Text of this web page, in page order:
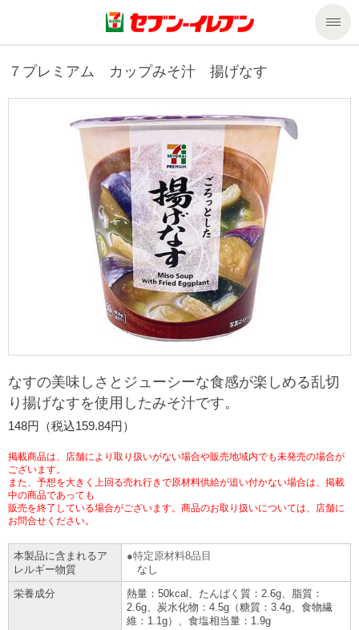
商品のご案内
今週の新商品
商品カテゴリ一覧
セブンプレミアム
食の安全・安心への取組み
ギフト
プリペイドカード・金券
ニンテンドー・ダウンロードカード
セール・キャンペーン
サービストップ
マルチコピー機でできること
マルチコピー機でできることトップ
コピー
プリント
スキャン
ファクス
チケット
宅配便
切手・はがき・印紙
セブン銀行ATM
ご利用可能なお支払い方法
各種料金のお支払い
チケットサービス
セブンチケット
チケットぴあ
イープラス
CNプレイガイド
セブン‐イレブンでお受取り
タワーレコード
セブンネットショッピング
停電時のサービス停止のお知らせ
ニュースリリース
企業理念
会社概要
貸借対照表・損益計算書
沿革
国内店舗数
私たちの取組み
サステナビリティ
サステナビリティトップ
セブン＆アイ・ホールディングスの重点課題
サステナビリティ活動基本方針
サステナビリティ推進体制
GREEN CHALLENGE 2050
4VISIONS
サステナビリティニュース
加盟店オーナー募集 物件募集・購入
店舗検索
ネットショッピング
お問い合わせ
Language
English (Corporate)
English (Services)
７プレミアム カップみそ汁 揚げなす
なすの美味しさとジューシーな食感が楽しめる乱切
り揚げなすを使用したみそ汁です。
148円（税込159.84円）
掲載商品は、店舗により取り扱いがない場合や販売地域内でも未発売の場合が
ございます。
また、予想を大きく上回る売れ行きで原材料供給が追い付かない場合は、掲載
中の商品であっても
販売を終了している場合がございます。商品のお取り扱いについては、店舗に
お問合せください。
本製品に含まれるア
レルギー物質
特定原材料8品目
なし
栄養成分
熱量：50kcal、たんぱく質：2.6g、脂質：
2.6g、炭水化物：4.5g（糖質：3.4g、食物繊
維：1.1g）、食塩相当量：1.9g